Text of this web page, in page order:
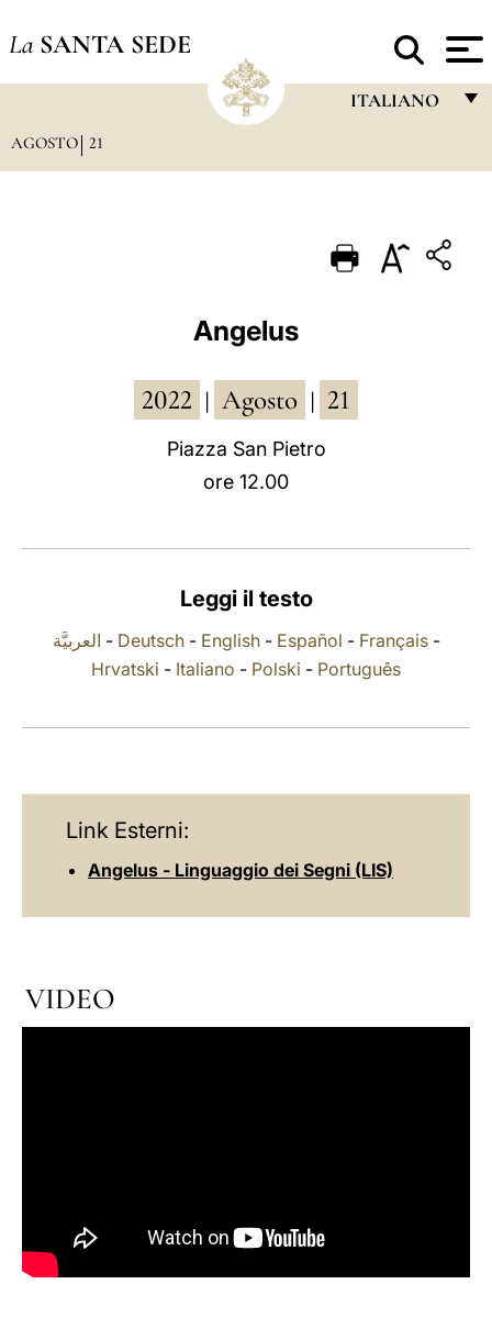
La SANTA SEDE
ITALIANO
PORTUGUÊS
AGOSTO 21
Angelus
2022 Agosto 21
Piazza San Pietro
ore 12.00
Leggi il testo
العربيَّة - Deutsch- English- Español - Français-
Hrvatski - Italiano - Polski - Português
Link Esterni:
Angelus - Linguaggio dei Segni (LIS)
VIDEO